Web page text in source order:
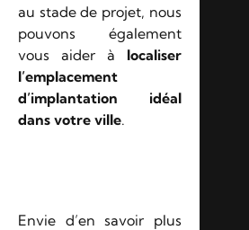
au stade de projet, nous
pouvons également
vous aider à localiser
l’emplacement
d’implantation idéal
dans votre ville.
Envie d’en savoir plus